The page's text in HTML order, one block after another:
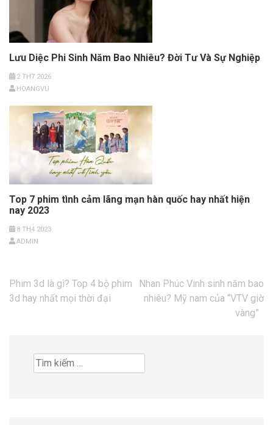
Lưu Diệc Phi Sinh Năm Bao Nhiêu? Đời Tư Và Sự Nghiệp
2 TH7 2026
HOANGVU
Top 7 phim tình cảm lãng mạn hàn quốc hay nhất hiện
nay 2023
8 TH4 2023
ADMIN
Điều
hướng
Phim 3d là gì? Top 4 bộ phim
3d hay nhất mọi thời đại
Nhan Phúc Vinh sinh năm bao
nhiêu? Mỹ nam của “VTV giờ
vàng”
Tìm
kiếm